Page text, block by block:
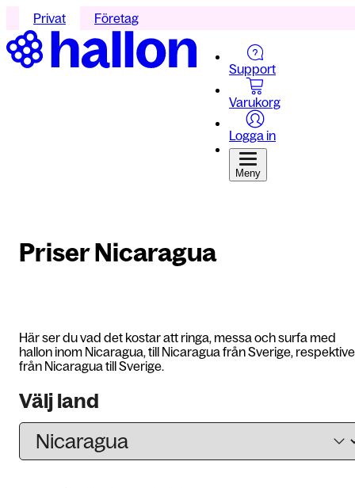
Privat Företag
Support
Varukorg
Logga in
Meny
Priser Nicaragua
Här ser du vad det kostar att ringa, messa och surfa med
hallon inom Nicaragua, till Nicaragua från Sverige, respektive
från Nicaragua till Sverige.
Välj land